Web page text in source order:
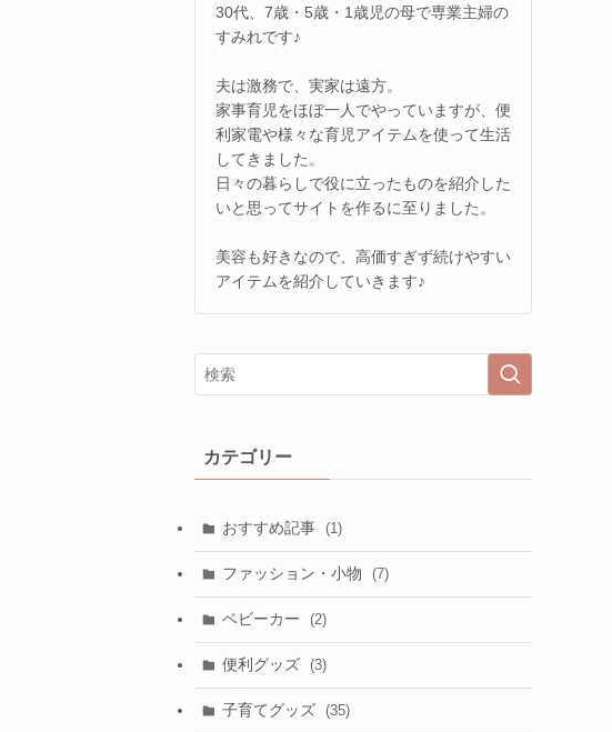
30代、7歳・5歳・1歳児の母で専業主婦の
すみれです♪
夫は激務で、実家は遠方。
家事育児をほぼ一人でやっていますが、便
利家電や様々な育児アイテムを使って生活
してきました。
日々の暮らしで役に立ったものを紹介した
いと思ってサイトを作るに至りました。
美容も好きなので、高価すぎず続けやすい
アイテムを紹介していきます♪
カテゴリー
おすすめ記事 (1)
ファッション・小物 (7)
ベビーカー (2)
便利グッズ (3)
子育てグッズ (35)